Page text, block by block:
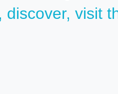
discover, visit